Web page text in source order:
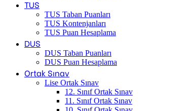
TUS
TUS Taban Puanları
TUS Kontenjanları
TUS Puan Hesaplama
DUS
DUS Taban Puanları
DUS Puan Hesaplama
Ortak Sınav
Lise Ortak Sınav
12. Sınıf Ortak Sınav
11. Sınıf Ortak Sınav